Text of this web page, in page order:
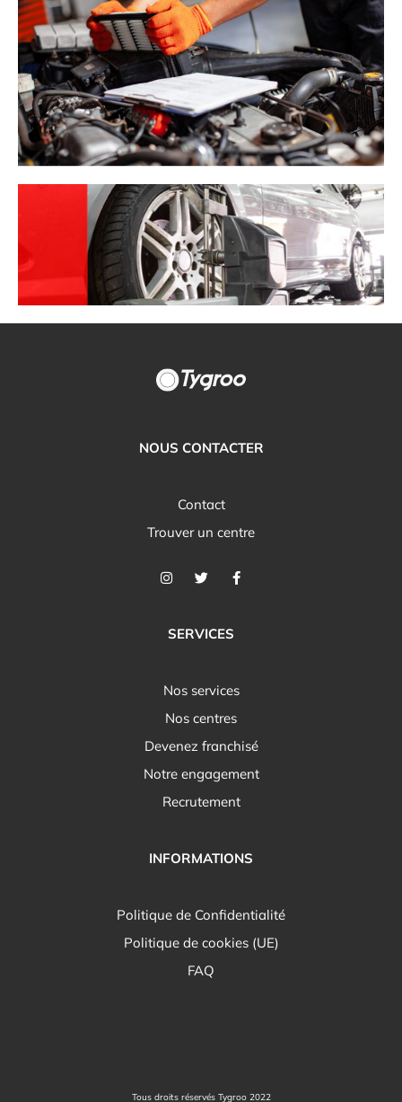
NOUS CONTACTER
Contact
Trouver un centre
SERVICES
Nos services
Nos centres
Devenez franchisé
Notre engagement
Recrutement
INFORMATIONS
Politique de Confidentialité
Politique de cookies (UE)
FAQ
Tous droits réservés Tygroo 2022